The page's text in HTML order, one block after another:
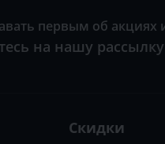
первым об акциях
на нашу рассылку
Скидки